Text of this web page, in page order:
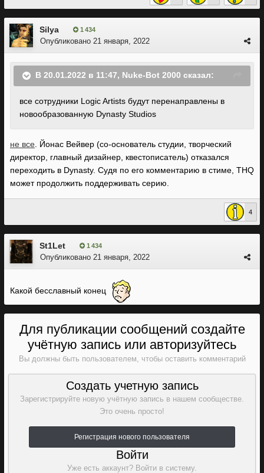
Silya 1 434
Опубликовано 21 января, 2022
В 20.01.2022 в 11:47, Nuke-Bot 2000 сказал:
все сотрудники Logic Artists будут перенаправлены в
новообразованную Dynasty Studios
не все . Йонас Вейвер (со-основатель студии, творческий
директор, главный дизайнер, квестописатель) отказался
переходить в Dynasty. Судя по его комментарию в стиме, THQ
может продолжить поддерживать серию.
4
St1Let 1 434
Опубликовано 21 января, 2022
Какой бесславный конец
Для публикации сообщений создайте
учётную запись или авторизуйтесь
Вы должны быть пользователем, чтобы оставить комментарий
Создать учетную запись
Зарегистрируйте новую учётную запись в нашем сообществе.
Это очень просто!
Регистрация нового пользователя
Войти
Уже есть аккаунт? Войти в систему.